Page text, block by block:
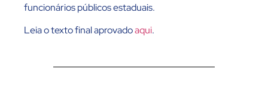
funcionários públicos estaduais.
Leia o texto final aprovadoaqui.